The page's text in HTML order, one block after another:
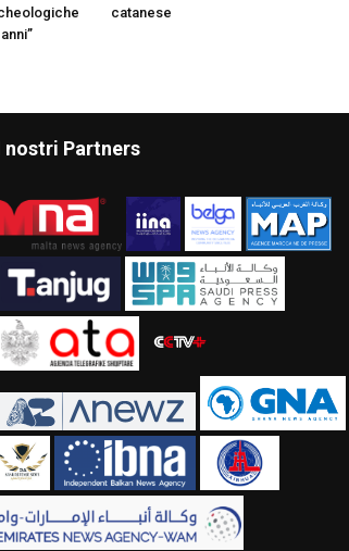
catanese
nostri Partners